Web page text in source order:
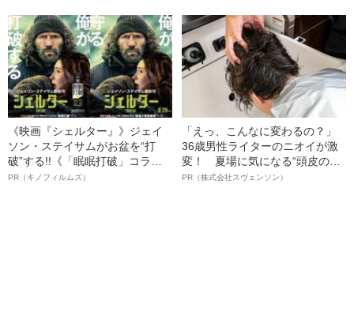
語る”《日本興収70億円突破》
《映画『シェルター』》ジェイ
ソン・ステイサムがお盆を“打
破”する!!《「眠眠打破」コラ
ボ》
PR（キノフィルムズ）
「えっ、こんなに変わるの？」
36歳男性ライターのニオイが激
変！ 夏場に気になる“頭皮のニ
オイ”や“ベタつき”を解消す
PR（株式会社スヴェンソン）